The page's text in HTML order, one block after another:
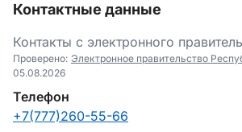
Контактные данные
Контакты с электронного
Проверено: Электронное правительство
05.08.2026
Телефон
+7(777)260-55-66